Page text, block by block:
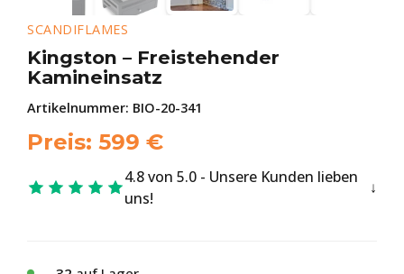
SCANDIFLAMES
Kingston – Freistehender
Kamineinsatz
Artikelnummer: BIO-20-341
Preis: 599 €
4.8 von 5.0 - Unsere Kunden lieben
uns!